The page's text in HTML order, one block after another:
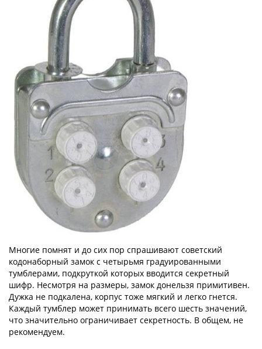
Многие помнят и до сих пор спрашивают советский
кодонаборный замок с четырьмя градуированными
тумблерами, подкруткой которых вводится секретный
шифр. Несмотря на размеры, замок донельзя примитивен.
Дужка не подкалена, корпус тоже мягкий и легко гнется.
Каждый тумблер может принимать всего шесть значений,
что значительно ограничивает секретность. В общем, не
рекомендуем.